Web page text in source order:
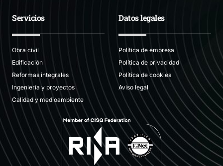
Servicios
Obra civil
Edificación
Reformas integrales
Ingeniería y proyectos
Calidad y medioambiente
Datos legales
Política de empresa
Política de privacidad
Política de cookies
Aviso legal